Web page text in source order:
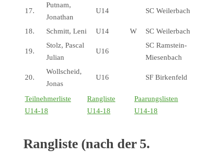
17.
Putnam,
Jonathan
U14 SC Weilerbach
18. Schmitt, Leni U14 W SC Weilerbach
19.
Stolz, Pascal
Julian
U16
SC Ramstein-
Miesenbach
20.
Wollscheid,
Jonas
U16 SF Birkenfeld
Teilnehmerliste
U14-18
Rangliste
U14-18
Paarungslisten
U14-18
Rangliste (nach der 5.